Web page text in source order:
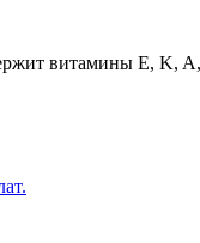
витамины E, K,